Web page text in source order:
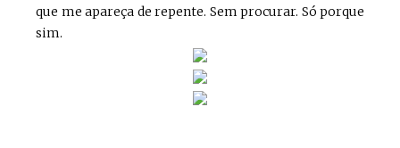
que me apareça de repente. Sem procurar. Só porque
sim.